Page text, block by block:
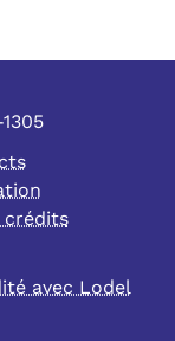
crédits
avec Lodel